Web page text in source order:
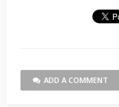
ADD A COMMENT